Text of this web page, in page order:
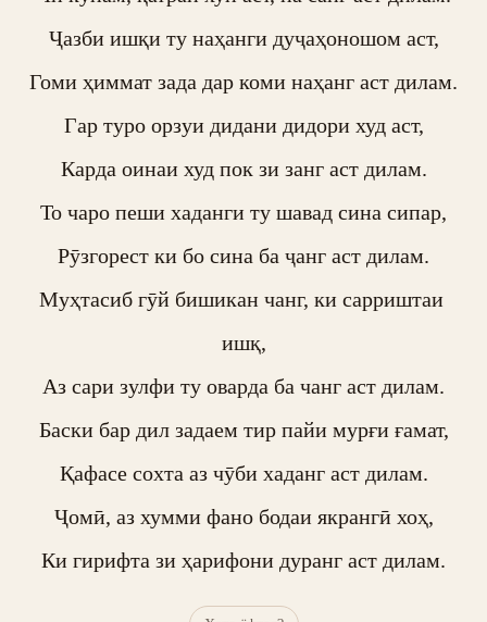
Ҷазби ишқи ту наҳанги дуҷаҳоношом аст,
Гоми ҳиммат зада дар коми наҳанг аст дилам.
Гар туро орзуи дидани дидори худ аст,
Карда оинаи худ пок зи занг аст дилам.
То чаро пеши хаданги ту шавад сина сипар,
Рӯзгорест ки бо сина ба ҷанг аст дилам.
Муҳтасиб гӯй бишикан чанг, ки сарриштаи
ишқ,
Аз сари зулфи ту оварда ба чанг аст дилам.
Баски бар дил задаем тир пайи мурғи ғамат,
Қафасе сохта аз чӯби хаданг аст дилам.
Ҷомӣ, аз хумми фано бодаи якрангӣ хоҳ,
Ки гирифта зи ҳарифони дуранг аст дилам.